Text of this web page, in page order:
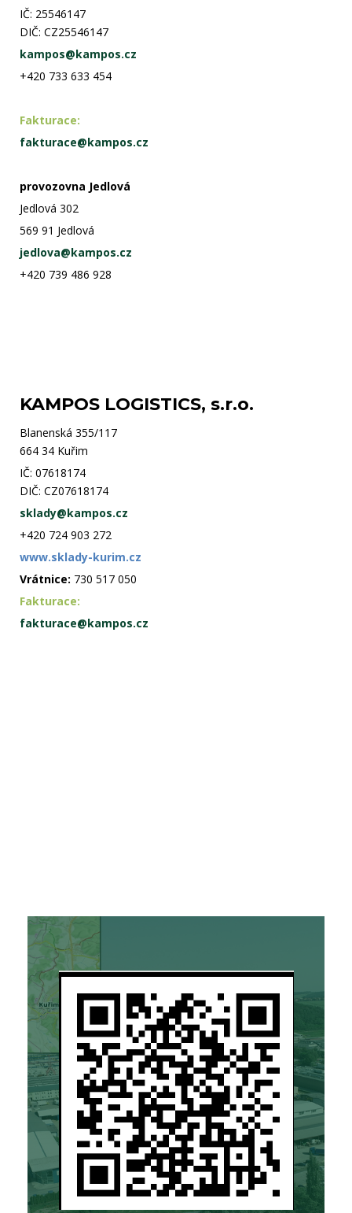
IČ: 25546147
DIČ: CZ25546147
kampos@kampos.cz
+420 733 633 454
Fakturace:
fakturace@kampos.cz
provozovna Jedlová
Jedlová 302
569 91 Jedlová
jedlova@kampos.cz
+420 739 486 928
KAMPOS LOGISTICS, s.r.o.
Blanenská 355/117
664 34 Kuřim
IČ: 07618174
DIČ: CZ07618174
sklady@kampos.cz
+420 724 903 272
www.sklady-kurim.cz
Vrátnice: 730 517 050
Fakturace:
fakturace@kampos.cz